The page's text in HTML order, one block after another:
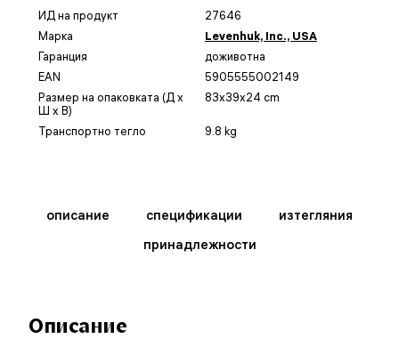
ИД на продукт
27646
Марка
Levenhuk, Inc., USA
Гаранция
доживотна
EAN
5905555002149
Размер на опаковката (Д x
Ш x В)
83x39x24 cm
Транспортно тегло 9.8 kg
описание спецификации
изтегляния
принадлежности
Описание